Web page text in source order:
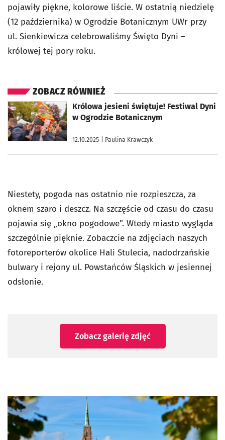
pojawiły piękne, kolorowe liście. W ostatnią niedzielę
(12 października) w Ogrodzie Botanicznym UWr przy
ul. Sienkiewicza celebrowaliśmy Święto Dyni –
królowej tej pory roku.
ZOBACZ RÓWNIEŻ
Królowa jesieni świętuje! Festiwal Dyni
w Ogrodzie Botanicznym
12.10.2025 | Paulina Krawczyk
otworzy się w nowej karcie
Niestety, pogoda nas ostatnio nie rozpieszcza, za
oknem szaro i deszcz. Na szczęście od czasu do czasu
pojawia się „okno pogodowe”. Wtedy miasto wygląda
szczególnie pięknie. Zobaczcie na zdjęciach naszych
fotoreporterów okolice Hali Stulecia, nadodrzańskie
bulwary i rejony ul. Powstańców Śląskich w jesiennej
odsłonie.
Zobacz galerię zdjęć